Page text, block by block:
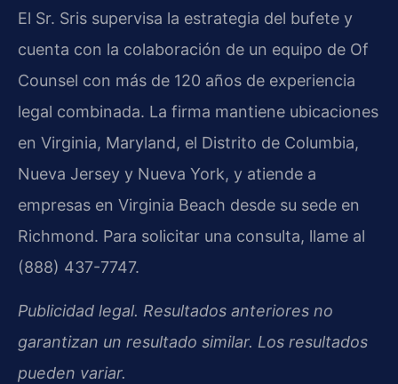
El Sr. Sris supervisa la estrategia del bufete y
cuenta con la colaboración de un equipo de Of
Counsel con más de 120 años de experiencia
legal combinada. La firma mantiene ubicaciones
en Virginia, Maryland, el Distrito de Columbia,
Nueva Jersey y Nueva York, y atiende a
empresas en Virginia Beach desde su sede en
Richmond. Para solicitar una consulta, llame al
(888) 437-7747.
Publicidad legal. Resultados anteriores no
garantizan un resultado similar. Los resultados
pueden variar.